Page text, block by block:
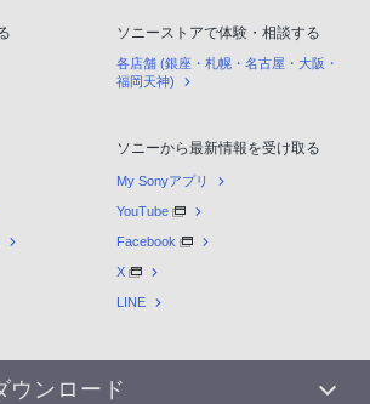
ソニーストアで体験・相談する
各店舗 (銀座・札幌・名古屋・大阪・
福岡天神)
ソニーから最新情報を受け取る
My Sonyアプリ
YouTube
Facebook
X
LINE
ウンロード